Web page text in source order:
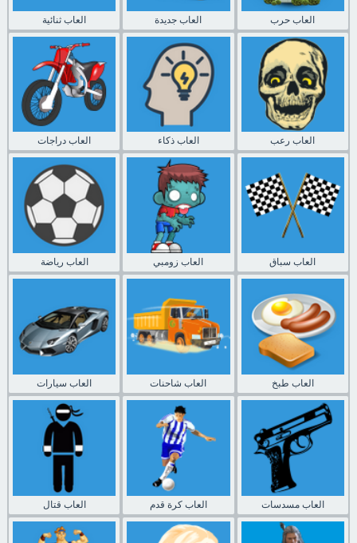
العاب ثنائية العاب جديدة العاب حرب
العاب دراجات العاب ذكاء العاب رعب
العاب رياضة العاب زومبي العاب سباق
العاب سيارات العاب شاحنات العاب طبخ
العاب قتال العاب كرة قدم العاب مسدسات